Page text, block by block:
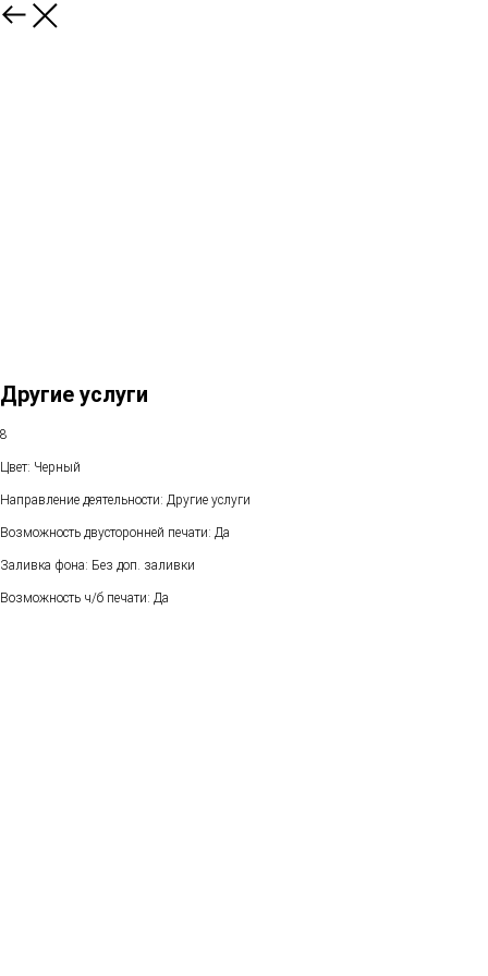
Другие услуги
8
Цвет: Черный
Направление деятельности: Другие услуги
Возможность двусторонней печати: Да
Заливка фона: Без доп. заливки
Возможность ч/б печати: Да